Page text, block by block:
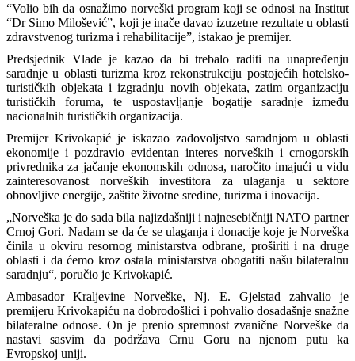
“Volio bih da osnažimo norveški program koji se odnosi na Institut
“Dr Simo Milošević”, koji je inače davao izuzetne rezultate u oblasti
zdravstvenog turizma i rehabilitacije”, istakao je premijer.
Predsjednik Vlade je kazao da bi trebalo raditi na unapređenju
saradnje u oblasti turizma kroz rekonstrukciju postojećih hotelsko-
turističkih objekata i izgradnju novih objekata, zatim organizaciju
turističkih foruma, te uspostavljanje bogatije saradnje između
nacionalnih turističkih organizacija.
Premijer Krivokapić je iskazao zadovoljstvo saradnjom u oblasti
ekonomije i pozdravio evidentan interes norveških i crnogorskih
privrednika za jačanje ekonomskih odnosa, naročito imajući u vidu
zainteresovanost norveških investitora za ulaganja u sektore
obnovljive energije, zaštite životne sredine, turizma i inovacija.
„Norveška je do sada bila najizdašniji i najnesebičniji NATO partner
Crnoj Gori. Nadam se da će se ulaganja i donacije koje je Norveška
činila u okviru resornog ministarstva odbrane, proširiti i na druge
oblasti i da ćemo kroz ostala ministarstva obogatiti našu bilateralnu
saradnju“, poručio je Krivokapić.
Ambasador Kraljevine Norveške, Nj. E. Gjelstad zahvalio je
premijeru Krivokapiću na dobrodošlici i pohvalio dosadašnje snažne
bilateralne odnose. On je prenio spremnost zvanične Norveške da
nastavi sasvim da podržava Crnu Goru na njenom putu ka
Evropskoj uniji.